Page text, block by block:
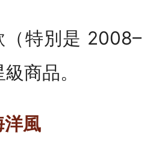
（特別是 2008–
商品。
風